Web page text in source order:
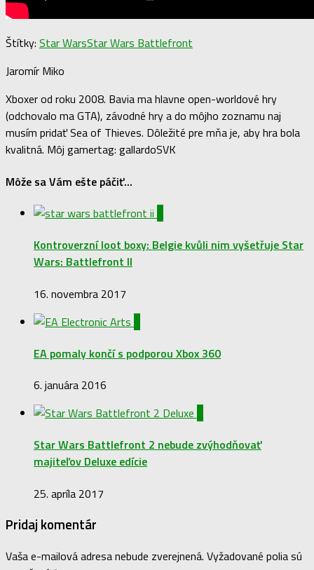
Štítky: Star WarsStar Wars Battlefront
Jaromír Miko
Xboxer od roku 2008. Bavia ma hlavne open-worldové hry
(odchovalo ma GTA), závodné hry a do môjho zoznamu naj
musím pridať Sea of Thieves. Dôležité pre mňa je, aby hra bola
kvalitná. Môj gamertag: gallardoSVK
Môže sa Vám ešte páčiť...
Kontroverzní loot boxy: Belgie kvůli nim vyšetřuje Star
Wars: Battlefront II
16. novembra 2017
EA pomaly končí s podporou Xbox 360
6. januára 2016
Star Wars Battlefront 2 nebude zvýhodňovať
majiteľov Deluxe edície
25. apríla 2017
Pridaj komentár
Vaša e-mailová adresa nebude zverejnená. Vyžadované polia sú